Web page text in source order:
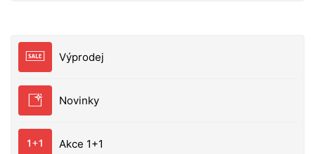
Výprodej
Novinky
Akce 1+1